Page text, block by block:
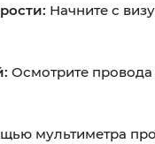
Начните с
Осмотрите
мультиметра